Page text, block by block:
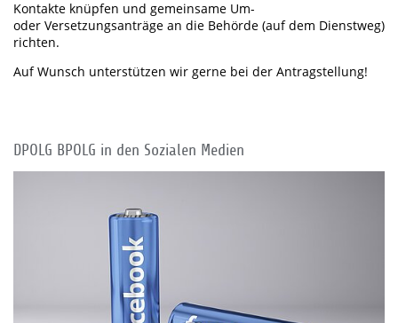
Kontakte knüpfen und gemeinsame Um-
oder Versetzungsanträge an die Behörde (auf dem Dienstweg)
richten.
Auf Wunsch unterstützen wir gerne bei der Antragstellung!
DPOLG BPOLG in den Sozialen Medien